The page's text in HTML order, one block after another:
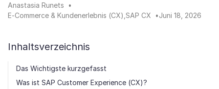
Anastasia Runets
E-Commerce & Kundenerlebnis (CX) SAP CX Juni 18, 2026
Inhaltsverzeichnis
Das Wichtigste kurzgefasst
Was ist SAP Customer Experience (CX)?